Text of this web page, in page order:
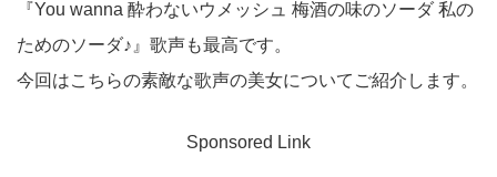
『You wanna 酔わないウメッシュ 梅酒の味のソーダ 私の
ためのソーダ♪』歌声も最高です。
今回はこちらの素敵な歌声の美女についてご紹介します。
Sponsored Link